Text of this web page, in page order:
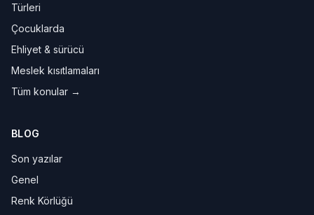
Türleri
Çocuklarda
Ehliyet & sürücü
Meslek kısıtlamaları
Tüm konular →
BLOG
Son yazılar
Genel
Renk Körlüğü